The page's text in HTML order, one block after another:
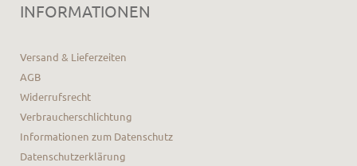
INFORMATIONEN
Versand & Lieferzeiten
AGB
Widerrufsrecht
Verbraucherschlichtung
Informationen zum Datenschutz
Datenschutzerklärung